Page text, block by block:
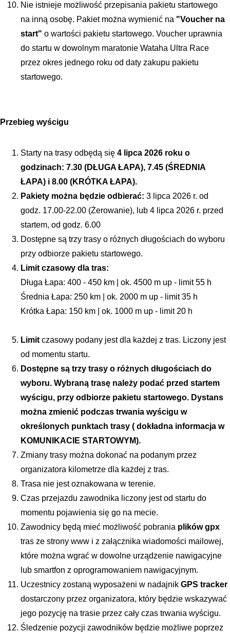
Nie istnieje możliwość przepisania pakietu startowego
na inną osobę. Pakiet można wymienić na "Voucher na
start" o wartości pakietu startowego. Voucher uprawnia
do startu w dowolnym maratonie Wataha Ultra Race
przez okres jednego roku od daty zakupu pakietu
startowego.
Przebieg wyścigu
Starty na trasy odbędą się 4 lipca 2026 roku o
godzinach: 7.30 (DŁUGA ŁAPA), 7.45 (ŚREDNIA
ŁAPA) i 8.00 (KRÓTKA ŁAPA).
Pakiety można będzie odbierać: 3 lipca 2026 r. od
godz. 17.00-22.00 (Żerowanie), lub 4 lipca 2026 r. przed
startem, od godz. 6.00
Dostępne są trzy trasy o różnych długościach do wyboru
przy odbiorze pakietu startowego.
Limit czasowy dla tras:
Długa Łapa: 400 - 450 km | ok. 4500 m up - limit 55 h
Średnia Łapa: 250 km | ok. 2000 m up - limit 35 h
Krótka Łapa: 150 km | ok. 1000 m up - limit 20 h
Limit czasowy podany jest dla każdej z tras. Liczony jest
od momentu startu.
Dostępne są trzy trasy o różnych długościach do
wyboru. Wybraną trasę należy podać przed startem
wyścigu, przy odbiorze pakietu startowego. Dystans
można zmienić podczas trwania wyścigu w
określonych punktach trasy ( dokładna informacja w
KOMUNIKACIE STARTOWYM).
Zmiany trasy można dokonać na podanym przez
organizatora kilometrze dla każdej z tras.
Trasa nie jest oznakowana w terenie.
Czas przejazdu zawodnika liczony jest od startu do
momentu pojawienia się go na mecie.
Zawodnicy będą mieć możliwość pobrania plików gpx
tras ze strony www i z załącznika wiadomości mailowej,
które można wgrać w dowolne urządzenie nawigacyjne
lub smartfon z oprogramowaniem nawigacyjnym.
Uczestnicy zostaną wyposażeni w nadajnik GPS tracker
dostarczony przez organizatora, który będzie wskazywać
jego pozycję na trasie przez cały czas trwania wyścigu.
Śledzenie pozycji zawodników będzie możliwe poprzez